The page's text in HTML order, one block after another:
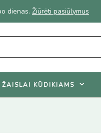
- nuolaidos net iki 45%.
ŽAISLAI KŪDIKIAMS